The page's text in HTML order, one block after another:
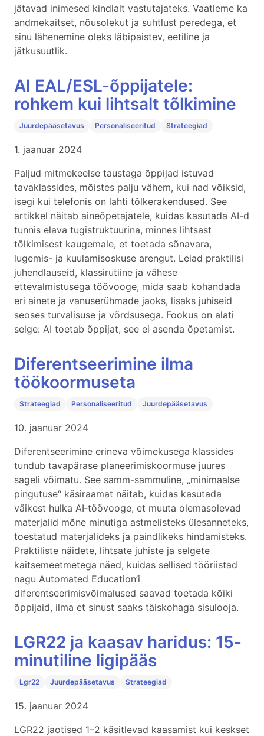
jätavad inimesed kindlalt vastutajateks. Vaatleme ka
andmekaitset, nõusolekut ja suhtlust peredega, et
sinu lähenemine oleks läbipaistev, eetiline ja
jätkusuutlik.
AI EAL/ESL-õppijatele:
rohkem kui lihtsalt tõlkimine
Juurdepääsetavus Personaliseeritud Strateegiad
1. jaanuar 2024
Paljud mitmekeelse taustaga õppijad istuvad
tavaklassides, mõistes palju vähem, kui nad võiksid,
isegi kui telefonis on lahti tõlkerakendused. See
artikkel näitab aineõpetajatele, kuidas kasutada AI-d
tunnis elava tugistruktuurina, minnes lihtsast
tõlkimisest kaugemale, et toetada sõnavara,
lugemis- ja kuulamisoskuse arengut. Leiad praktilisi
juhendlauseid, klassirutiine ja vähese
ettevalmistusega töövooge, mida saab kohandada
eri ainete ja vanuserühmade jaoks, lisaks juhiseid
seoses turvalisuse ja võrdsusega. Fookus on alati
selge: AI toetab õppijat, see ei asenda õpetamist.
Diferentseerimine ilma
töökoormuseta
Strateegiad Personaliseeritud Juurdepääsetavus
10. jaanuar 2024
Diferentseerimine erineva võimekusega klassides
tundub tavapärase planeerimiskoormuse juures
sageli võimatu. See samm-sammuline, „minimaalse
pingutuse“ käsiraamat näitab, kuidas kasutada
väikest hulka AI‑töövooge, et muuta olemasolevad
materjalid mõne minutiga astmelisteks ülesanneteks,
toestatud materjalideks ja paindlikeks hindamisteks.
Praktiliste näidete, lihtsate juhiste ja selgete
kaitsemeetmetega näed, kuidas sellised tööriistad
nagu Automated Education’i
diferentseerimisvõimalused saavad toetada kõiki
õppijaid, ilma et sinust saaks täiskohaga sisulooja.
LGR22 ja kaasav haridus: 15-
minutiline ligipääs
Lgr22 Juurdepääsetavus Strateegiad
15. jaanuar 2024
LGR22 jaotised 1–2 käsitlevad kaasamist kui keskset